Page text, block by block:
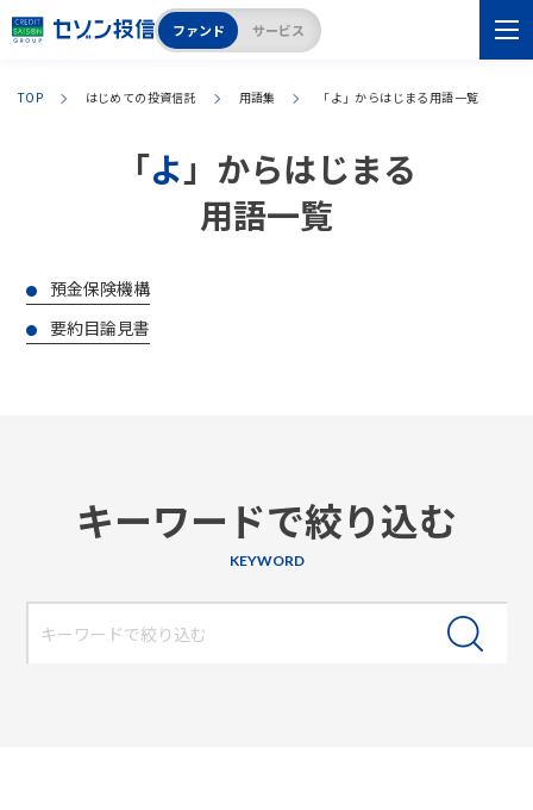
ファンド サービス
TOP はじめての投資信託 用語集 「よ 」からはじまる用語一覧
「よ」からはじまる
用語一覧
預金保険機構
要約目論見書
キーワードで絞り込む
KEYWORD